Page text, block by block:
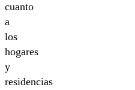
cuanto
a
los
hogares
y
residencias